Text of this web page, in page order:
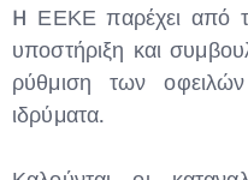
H ΕΕΚΕ παρέχει από
υποστήριξη και
ρύθμιση των
ιδρύματα.